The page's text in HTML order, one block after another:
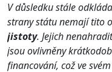
V důsledku stále
strany státu nemají tito
jistoty. Jejich
jsou ovlivněny
financování, což ve